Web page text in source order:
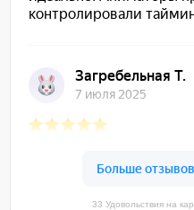
33 Удовольствия на